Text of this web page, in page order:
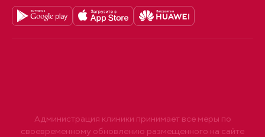
Администрация клиники принимает все меры по
своевременному обновлению размещенного на сайте